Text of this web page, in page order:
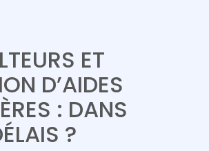
entreprise
humaines
ET
D’AIDES
: DANS
?